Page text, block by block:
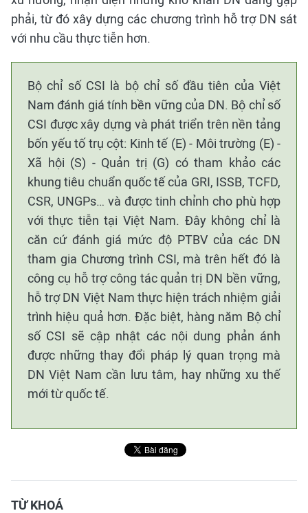
phải, từ đó xây dựng các chương trình hỗ trợ DN sát
với nhu cầu thực tiễn hơn.
Bộ chỉ số CSI là bộ chỉ số đầu tiên của Việt
Nam đánh giá tính bền vững của DN. Bộ chỉ số
CSI được xây dựng và phát triển trên nền tảng
bốn yếu tố trụ cột: Kinh tế (E) - Môi trường (E) -
Xã hội (S) - Quản trị (G) có tham khảo các
khung tiêu chuẩn quốc tế của GRI, ISSB, TCFD,
CSR, UNGPs… và được tinh chỉnh cho phù hợp
với thực tiễn tại Việt Nam. Đây không chỉ là
căn cứ đánh giá mức độ PTBV của các DN
tham gia Chương trình CSI, mà trên hết đó là
công cụ hỗ trợ công tác quản trị DN bền vững,
hỗ trợ DN Việt Nam thực hiện trách nhiệm giải
trình hiệu quả hơn. Đặc biệt, hàng năm Bộ chỉ
số CSI sẽ cập nhật các nội dung phản ánh
được những thay đổi pháp lý quan trọng mà
DN Việt Nam cần lưu tâm, hay những xu thế
mới từ quốc tế.
TỪ KHOÁ